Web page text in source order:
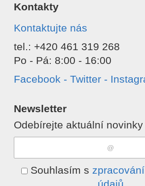
Kontakty
Kontaktujte nás
tel.: +420 461 319 268
Po - Pá: 8:00 - 16:00
Facebook - Twitter -
Newsletter
Odebírejte aktuální novinky
Souhlasím s